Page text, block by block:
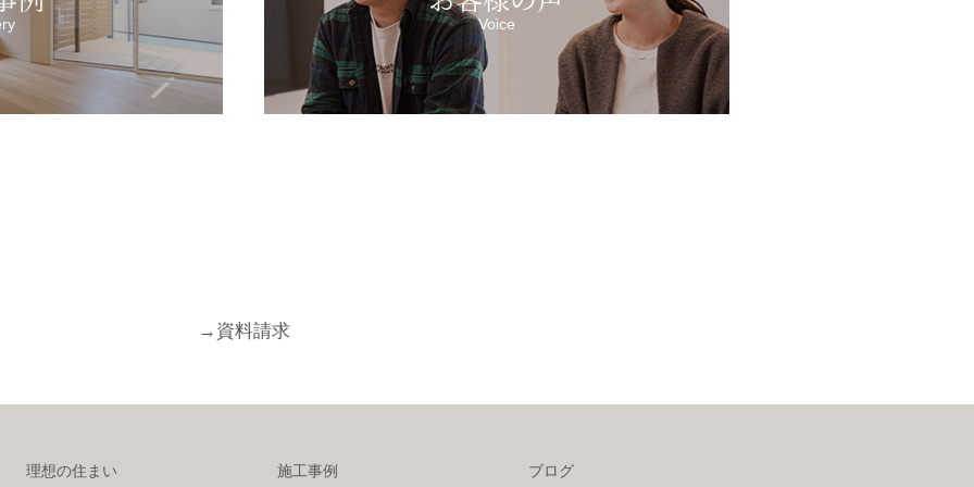
Voice
→ 資料請求
理想の住まい 施工事例 ブログ